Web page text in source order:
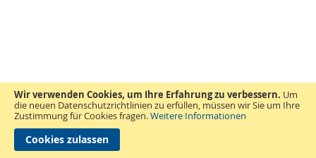
Wir verwenden Cookies, um Ihre Erfahrung zu verbessern. Um
die neuen Datenschutzrichtlinien zu erfüllen, müssen wir Sie um Ihre
Zustimmung für Cookies fragen.Weitere Informationen
Cookies zulassen